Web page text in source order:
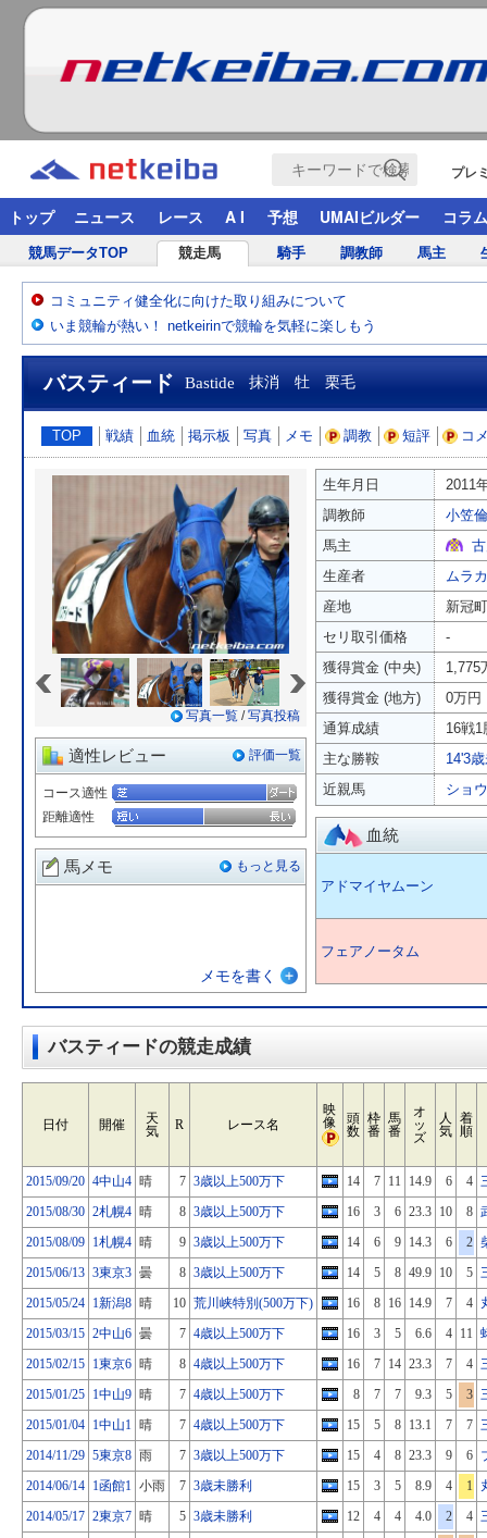
プレ
トップ ニュース レース A I 予想 UMAIビルダー コラム
競馬データTOP 競走馬 騎手 調教師 馬主
コミュニティ健全化に向けた取り組みについて
いま競輪が熱い！ netkeirinで競輪を気軽に楽しもう
バスティード Bastide 抹消 牡 栗毛
TOP 戦績 血統 掲示板 写真 メモ 調教 短評 コ
写真一覧 /写真投稿
適性レビュー 評価一覧
コース適性
距離適性
馬メモ もっと見る
メモを書く
生年月日
2011
調教師
小笠
馬主
生産者
ムラ
産地
新冠町
セリ取引価格
-
獲得賞金 (中央)
1,775
獲得賞金 (地方)
0万円
通算成績
16戦1
主な勝鞍
14'3
近親馬
ショ
血統
アドマイヤムーン
フェアノータム
バスティードの競走成績
日付 開催
天
気
R レース名
映
像
頭
数
枠
番
馬
番
オ
ッ
ズ
人
気
着
順
2015/09/20 4中山4 晴 7 3歳以上500万下 14 7 11 14.9 6 4
2015/08/30 2札幌4 晴 8 3歳以上500万下 16 3 6 23.3 10 8
2015/08/09 1札幌4 晴 9 3歳以上500万下 14 6 9 14.3 6 2
2015/06/13 3東京3 曇 8 3歳以上500万下 14 5 8 49.9 10 5
2015/05/24 1新潟8 晴 10 荒川峡特別(500万下) 16 8 16 14.9 7 4
2015/03/15 2中山6 曇 7 4歳以上500万下 16 3 5 6.6 4 11
2015/02/15 1東京6 晴 8 4歳以上500万下 16 7 14 23.3 7 4
2015/01/25 1中山9 晴 7 4歳以上500万下 8 7 7 9.3 5 3
2015/01/04 1中山1 晴 7 4歳以上500万下 15 5 8 13.1 7 7
2014/11/29 5東京8 雨 7 3歳以上500万下 15 4 8 23.3 9 6
2014/06/14 1函館1 小雨 7 3歳未勝利 15 3 5 8.9 4 1
2014/05/17 2東京7 晴 5 3歳未勝利 12 4 4 4.0 2 4